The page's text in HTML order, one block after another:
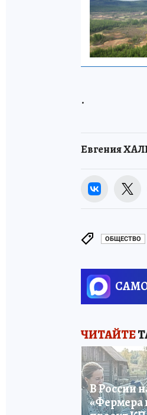
.
Евгения
ОБЩЕСТВО
ЧИТАЙТЕ
В России
«Фермера